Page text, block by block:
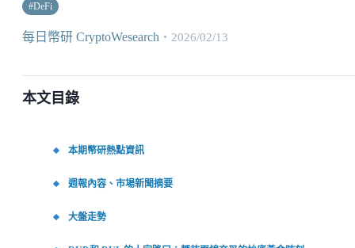
#DeFi
每日幣研 CryptoWesearch ・ 2026/02/13
本文目錄
本期幣研熱點資訊
週報內容、市場新聞摘要
大盤走勢